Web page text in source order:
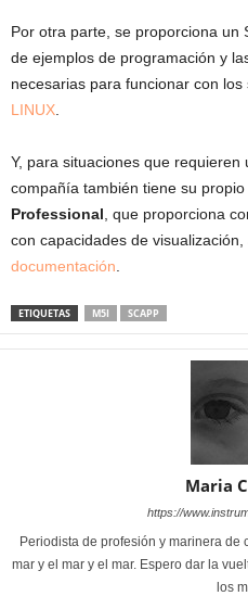
Por otra parte, se proporciona un
de ejemplos de programación y
necesarias para funcionar con
LINUX
Y, para situaciones que requieren
compañía también tiene su propio
Professional , que proporciona
con capacidades de
documentación
ETIQUETAS M5I SCAPP
Maria
https://
Periodista de profesión y marinera de
mar y el mar y el mar. Espero dar la
los